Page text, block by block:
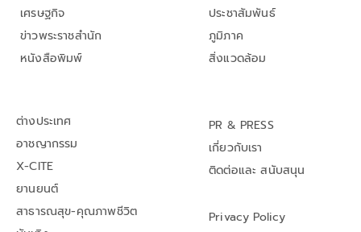
เศรษฐกิจ
ข่าวพระราชสำนัก
หนังสือพิมพ์
ประชาสัมพันธ์
ภูมิภาค
สิ่งแวดล้อม
ต่างประเทศ
อาชญากรรม
X-CITE
ยานยนต์
สาธารณสุข-คุณภาพชีวิต
PR & PRESS
เกี่ยวกับเรา
ติดต่อและ สนับสนุน
Privacy Policy